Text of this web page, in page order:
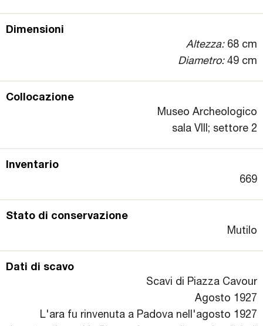
Dimensioni
Altezza: 68 cm
Diametro: 49 cm
Collocazione
Museo Archeologico
sala VIII; settore 2
Inventario
669
Stato di conservazione
Mutilo
Dati di scavo
Scavi di Piazza Cavour
Agosto 1927
L'ara fu rinvenuta a Padova nell'agosto 1927